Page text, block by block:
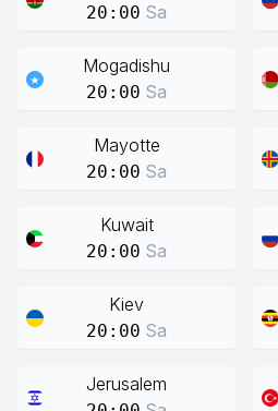
20:00 Sa
Mogadishu
20:00 Sa
Mayotte
20:00 Sa
Kuwait
20:00 Sa
Kiev
20:00 Sa
Jerusalem